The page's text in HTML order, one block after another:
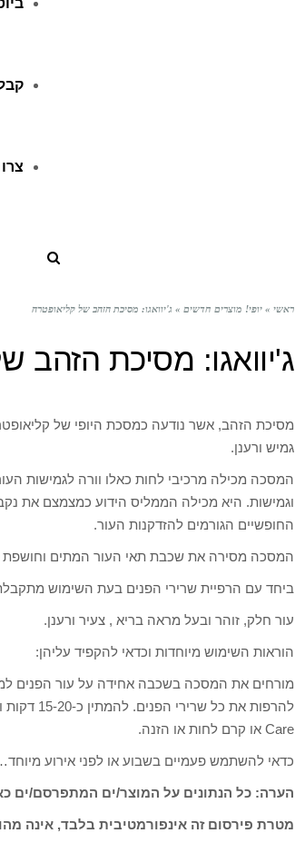
ראשי » יופי! מוצרים חדשים » ג'יוואגו: מסיכת הזהב של קליאופטרה
ג'יוואגו: מסיכת הזהב
גמיש ורענן.
המסכה מכילה מרכיבי לחות כאלו וורה לגמישות
החופשיים הגורמים להזדקנות העור.
המסכה מסירה את שכבת תאי העור המתים וחושפת
ביחד עם הרפיית שרירי הפנים בעת השימוש
עור חלק, זוהר ובעל מראה בריא , צעיר ורענן.
הוראות השימוש מיוחדות וכדאי להקפיד עליהן:
מורחים את המסכה בשכבה אחידה על עור הפנים
Care או קרם לחות או הזנה.
כדאי להשתמש פעמיים בשבוע או לפני אירוע
הערה: כל הנתונים על המוצר/ים המתפרסם/ים
מטרת פירסום זה אינפורמטיבית בלבד, אינה